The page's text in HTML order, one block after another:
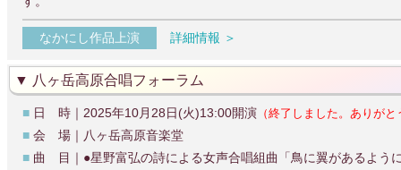
なかにし作品上演 詳細情報 ＞
八ヶ岳高原合唱フォーラム
■ 日 時｜2025年10月28日(火)13:00開演 （終了しました。ありが
■ 会 場｜八ヶ岳高原音楽堂
■ 曲 目｜●星野富弘の詩による女声合唱組曲「鳥に翼があるよう